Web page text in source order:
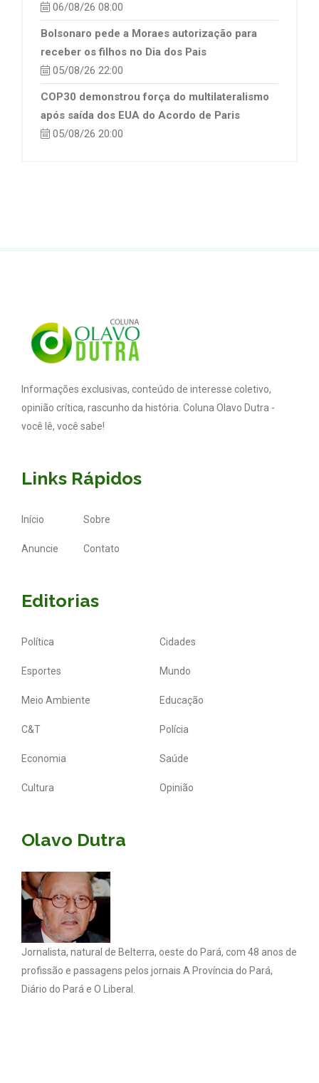
06/08/26 08:00
Bolsonaro pede a Moraes autorização para
receber os filhos no Dia dos Pais
05/08/26 22:00
COP30 demonstrou força do multilateralismo
após saída dos EUA do Acordo de Paris
05/08/26 20:00
Informações exclusivas, conteúdo de interesse coletivo,
opinião crítica, rascunho da história. Coluna Olavo Dutra -
você lê, você sabe!
Links Rápidos
Início Sobre
Anuncie Contato
Editorias
Política Cidades
Esportes Mundo
Meio Ambiente Educação
C&T Polícia
Economia Saúde
Cultura Opinião
Olavo Dutra
Jornalista, natural de Belterra, oeste do Pará, com 48 anos de
profissão e passagens pelos jornais A Província do Pará,
Diário do Pará e O Liberal.